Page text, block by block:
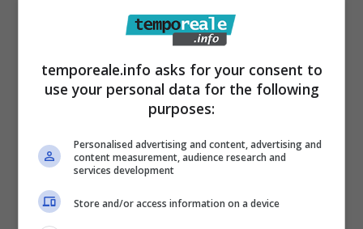
temporeale.info asks for your consent to
use your personal data for the following
purposes:
Personalised advertising and content, advertising and
content measurement, audience research and
services development
Store and/or access information on a device